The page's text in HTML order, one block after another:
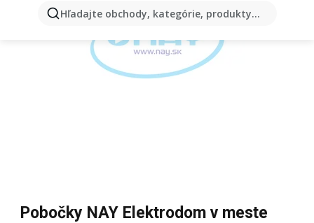
Hľadajte obchody, kategórie, produkty...
Pobočky NAY Elektrodom v meste